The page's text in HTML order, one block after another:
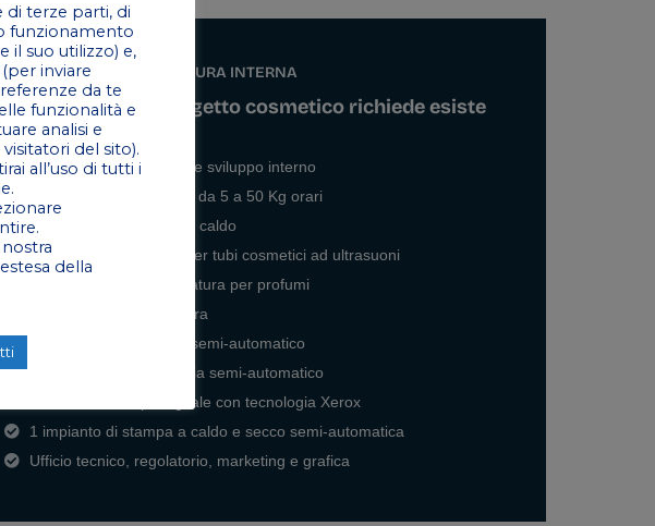
LA NOSTRA INFRASTRUTTURA INTERNA
Tutto ciò che un progetto cosmetico richiede esiste
già qui.
1 Laboratorio di ricerca e sviluppo interno
2 impianti di produzione da 5 a 50 Kg orari
1 linea di riempimento a caldo
2 impianti di saldatura per tubi cosmetici ad ultrasuoni
1 macchina per aggraffatura per profumi
1 impianto di etichettatura
1 impianto di serigrafia semi-automatico
1 impianto di tampografia semi-automatico
1 divisione stampa digitale con tecnologia Xerox
1 impianto di stampa a caldo e secco semi-automatica
Ufficio tecnico, regolatorio, marketing e grafica
di terze parti, di
funzionamento
il suo utilizzo) e,
inviare
da te
funzionalità e
analisi e
del sito).
all’uso di tutti i
della